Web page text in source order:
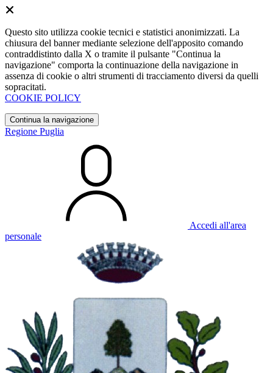
Questo sito utilizza cookie tecnici e statistici anonimizzati. La
chiusura del banner mediante selezione dell'apposito comando
contraddistinto dalla X o tramite il pulsante "Continua la
navigazione" comporta la continuazione della navigazione in
assenza di cookie o altri strumenti di tracciamento diversi da quelli
sopracitati.
COOKIE POLICY
Continua la navigazione
Regione Puglia
Accedi all'area
personale